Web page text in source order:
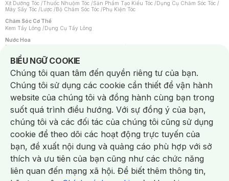
Xịt Dưỡng Tóc /Thuốc Nhuộm Tóc /Sản Phẩm Tạo Kiểu Tóc /Dụng Cụ Chăm Sóc Tóc /
Máy Sấy Tóc /Lược /Bộ Chăm Sóc Tóc /Phụ Kiện Tóc
Chăm Sóc Cơ Thể
Kem Tẩy Lông /Dụng Cụ Tẩy Lông
Nước Hoa
Nước Hoa Nữ
Chăm Sóc Cá Nhân
Chống Muỗi /Khẩu Trang /Máy Massage/Mặt Nạ Xông Hơi /Nước Rửa Tay/
Sản Phẩm Chăm Sóc Khác /Bàn Chải Đánh Răng /Bàn Chải Điện/
Hỗ Trợ Trắng Răng/Kem Đánh Răng /Máy Tăm Nước/ Nước Súc Miệng/
Tăm / Chỉ Nha Khoa/ Xịt Thơm Miệng / Dung Dịch Vệ Sinh/Dưỡng Vùng Kín/
Khăn Ướt Vệ Sinh Vùng Kín/Băng Vệ Sinh/Tampon/Bọt Cạo Râu /Dao Cạo Râu/
Máy Cạo Râu
Vấn Đề Về Da
Da Dầu / Lỗ Chân Lông To/ Da Khô / Mất Nước/ Da Lão Hóa/ Da Mụn/
Da Nhạy Cảm / Kích Ứng
Da Xỉn Màu Thâm / Nám / Tàn Nhang
Quầng Thâm & Bọng Mắt /Sẹo /Viêm Da Cơ Địa
Dụng Cụ / Phụ Kiện Chăm Sóc Da
Bông Tẩy Trang
Khăn Lau Mặt Khô Dụng Cụ / Máy Rửa Mặt Máy Chăm Sóc Da
Dụng Cụ Chăm Sóc Khác
BIỂU NGỮ COOKIE
Notice about cookies usage
Chúng tôi quan tâm đến quyền riêng tư của bạn.
Chúng tôi sử dụng các cookie cần thiết để vận hành
website của chúng tôi và đồng hành cùng bạn trong
suốt quá trình điều hướng. Với sự đồng ý của bạn,
chúng tôi và các đối tác của chúng tôi cũng sử dụng
cookie để theo dõi các hoạt động trực tuyến của
bạn, đề xuất nội dung và quảng cáo phù hợp với sở
thích và ưu tiên của bạn cũng như các chức năng
liên quan đến mạng xã hội. Để biết thêm thông tin,